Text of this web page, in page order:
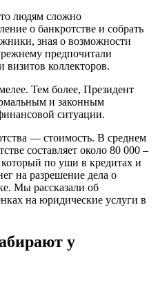
людям сложно
о банкротстве и собрать
зная о возможности
предпочитали
визитов коллекторов.
Тем более, Президент
и законным
ситуации.
— стоимость. В среднем
составляет около 80 000 –
по уши в кредитах и
на разрешение дела о
Мы рассказали об
на юридические услуги в
у